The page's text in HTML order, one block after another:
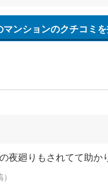
マンションのクチコミ
夜廻りもされてて助か